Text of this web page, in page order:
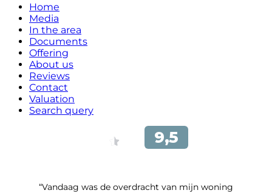
Home
Media
In the area
Documents
Offering
About us
Reviews
Contact
Valuation
Search query
“Vandaag was de overdracht van mijn woning